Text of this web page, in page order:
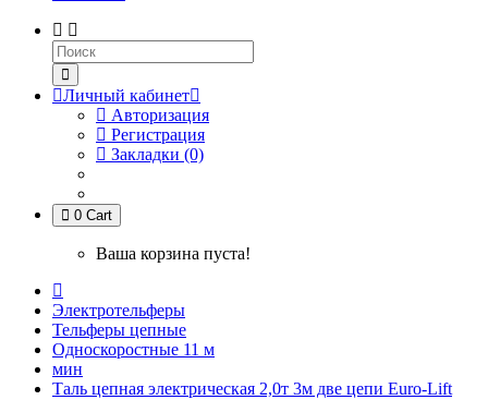
Личный кабинет
Авторизация
Регистрация
Закладки (0)
0 Cart
Ваша корзина пуста!
Электротельферы
Тельферы цепные
Односкоростные 11 м
мин
Таль цепная электрическая 2,0т 3м две цепи Euro-Lift